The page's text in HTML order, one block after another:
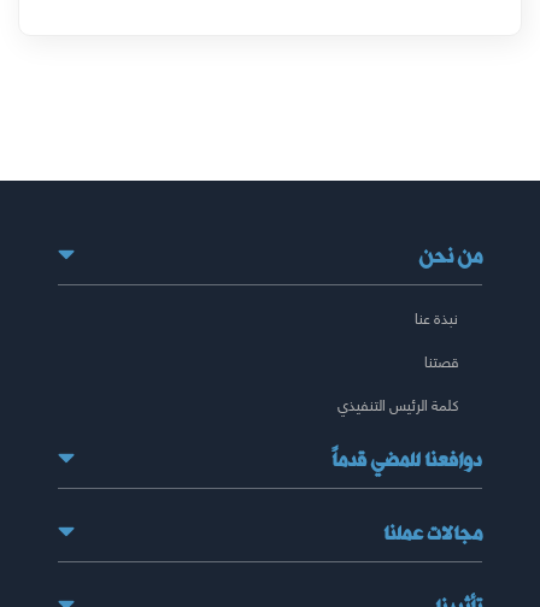
من نحن
نبذة عنا
قصتنا
كلمة الرئيس التنفيذي
دوافعنا للمضي قدماً
مجالات عملنا